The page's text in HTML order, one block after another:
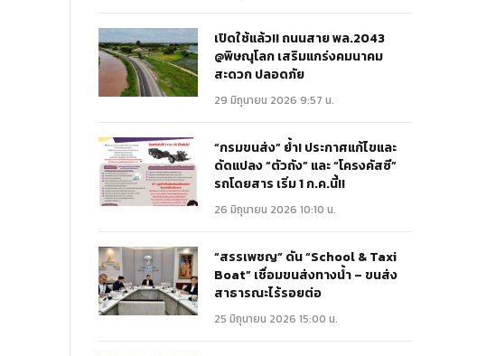
เปิดใช้แล้ว!! ถนนสาย พล.2043
@พิษณุโลก เสริมแกร่งคมนาคม
สะดวก ปลอดภัย
29 มิถุนายน 2026 9:57 น.
“กรมขนส่ง” ย้ำ! ประกาศแก้ไขและ
ดัดแปลง “ตัวถัง” และ “โครงคัสซี”
รถโดยสาร เริ่ม 1 ก.ค.นี้!!
26 มิถุนายน 2026 10:10 น.
“สรรเพชญ” ดัน “School & Taxi
Boat” เชื่อมขนส่งทางน้ำ – ขนส่ง
สาธารณะไร้รอยต่อ
25 มิถุนายน 2026 15:00 น.